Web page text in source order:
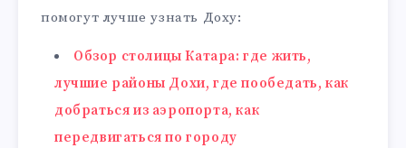
помогут лучше узнать Доху:
Обзор столицы Катара: где жить,
лучшие районы Дохи, где пообедать, как
добраться из аэропорта, как
передвигаться по городу